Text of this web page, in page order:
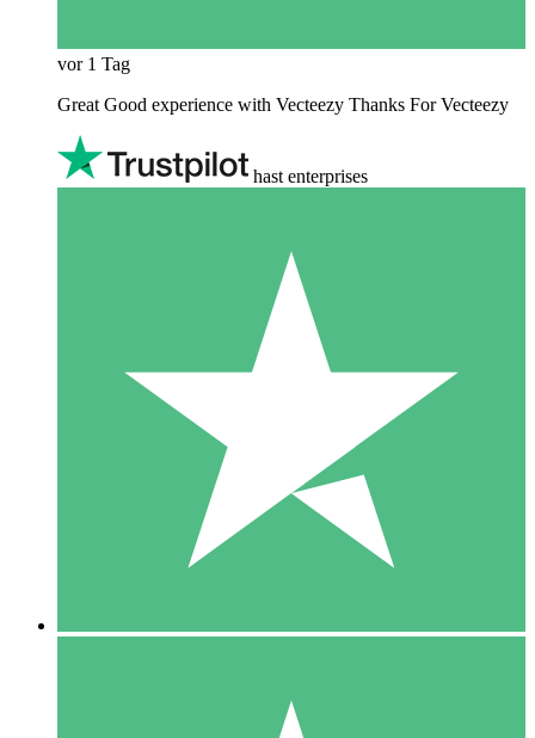
vor 1 Tag
Great Good experience with Vecteezy Thanks For Vecteezy
hast enterprises